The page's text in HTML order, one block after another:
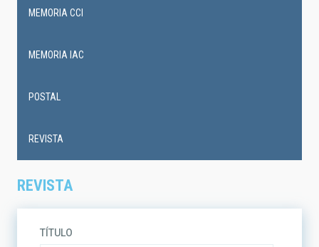
REVISTA
TÍTULO
MEMORIA CCI
MEMORIA IAC
POSTAL
REVISTA